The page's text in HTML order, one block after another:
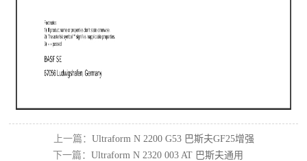
上一篇：Ultraform N 2200 G53 巴斯夫GF25增强
POM代理
下一篇： Ultraform N 2320 003 AT 巴斯夫通用